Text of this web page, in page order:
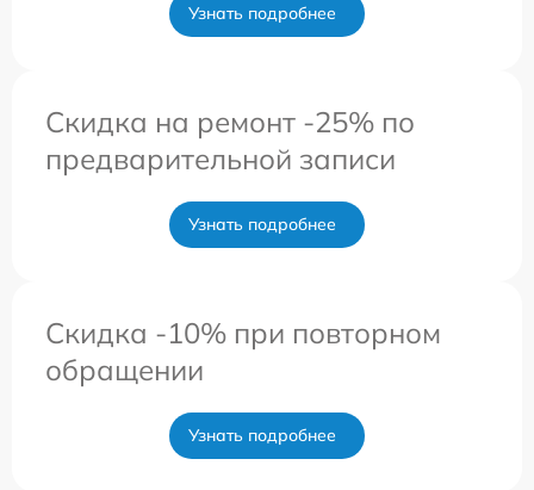
Узнать подробнее
Скидка на ремонт -25% по
предварительной записи
Узнать подробнее
Скидка -10% при повторном
обращении
Узнать подробнее